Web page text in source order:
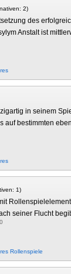
2)
des
Anstalt ist
in seinem
auf bestimmten
1)
seiner Flucht
Rollenspiele